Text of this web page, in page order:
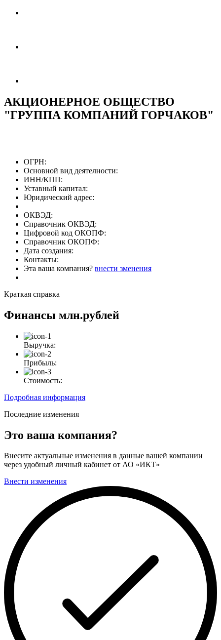
АКЦИОНЕРНОЕ ОБЩЕСТВО
"ГРУППА КОМПАНИЙ ГОРЧАКОВ"
ОГРН:
Основной вид деятелности:
ИНН/КПП:
Уставный капитал:
Юридический адрес:
ОКВЭД:
Справочник ОКВЭД:
Цифровой код ОКОПФ:
Справочник ОКОПФ:
Дата создания:
Контакты:
Эта ваша компания? внести зменения
Краткая справка
Финансы млн.рублей
Выручка:
Прибыль:
Стоимость:
Подробная информация
Последние изменения
Это ваша компания?
Внесите актуальные изменения в данные вашей компании
через удобный личный кабинет от АО «ИКТ»
Внести изменения